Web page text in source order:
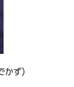
ず）